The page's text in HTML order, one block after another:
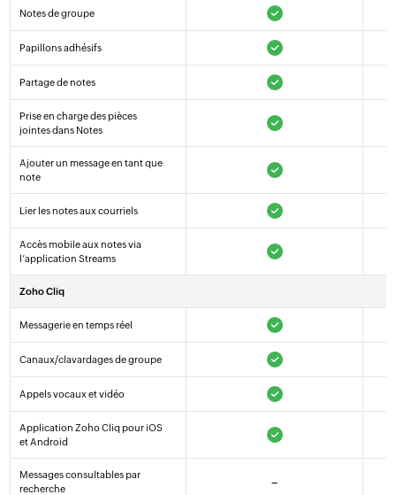
Notes de groupe
Papillons adhésifs
Partage de notes
Prise en charge des pièces
jointes dans Notes
Ajouter un message en tant que
note
Lier les notes aux courriels
Accès mobile aux notes via
l’application Streams
Zoho Cliq
Messagerie en temps réel
Canaux/clavardages de groupe
Appels vocaux et vidéo
Application Zoho Cliq pour iOS
et Android
Messages consultables par
recherche
–